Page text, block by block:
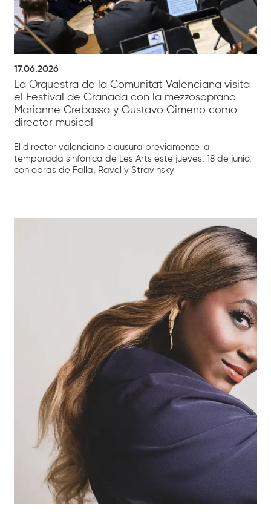
17.06.2026
La Orquestra de la Comunitat Valenciana visita
el Festival de Granada con la mezzosoprano
Marianne Crebassa y Gustavo Gimeno como
director musical
El director valenciano clausura previamente la
temporada sinfónica de Les Arts este jueves, 18 de junio,
con obras de Falla, Ravel y Stravinsky